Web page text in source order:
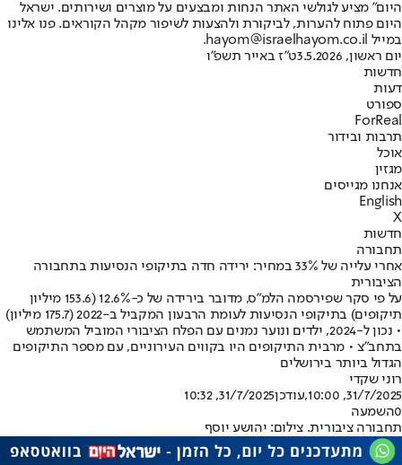
היום" מציע לגולשי האתר הנחות ומבצעים על מוצרים ושירותים. ישראל
היום פתוח להערות, לביקורת ולהצעות לשיפור מקהל הקוראים. פנו אלינו
במייל hayom@israelhayom.co.il.
יום ראשון, 3.5.2026
ט"ז באייר תשפ"ו
חדשות
דעות
ספורט
ForReal
תרבות ובידור
אוכל
מגזין
אנחנו מגייסים
English
X
חדשות
תחבורה
אחרי עלייה של 33% במחיר: ירידה חדה בתיקופי הנסיעות בתחבורה
הציבורית
על פי סקר שפירסמה הלמ"ס, מדובר בירידה של כ-12.6% (153.6 מיליון
תיקופים) בתיקופי הנסיעות לעומת הרבעון המקביל ב-2022 (175.7 מיליון)
• נכון ל-2024, ילדים ונוער נמנים עם הפלח הציבורי המוביל המשתמש
בתחב"צ • מרבית התיקופים היו בקווים העירוניים, עם מספר התיקופים
הגדול ביותר בירושלים
רוני שקדי
31/7/2025, 10:00
,עודכן31/7/2025, 10:32
0השמעה
תחבורה ציבורית. צילום: יהושע יוסף